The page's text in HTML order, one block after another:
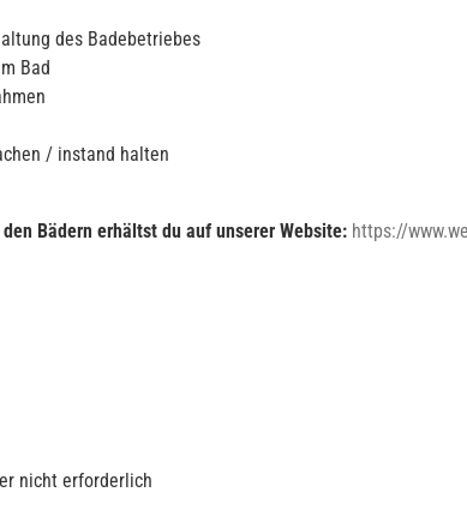
des Badebetriebes
Bad
/ instand halten
Bädern erhältst du auf unserer Website: https://
nicht erforderlich